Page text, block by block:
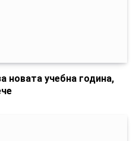
новата учебна година,